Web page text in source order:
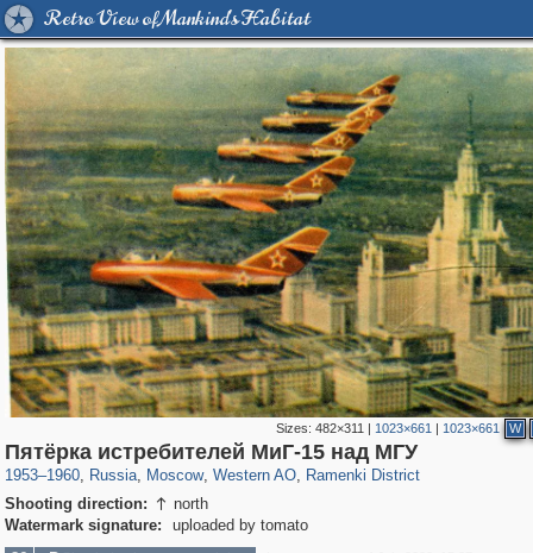
Retro View of Mankind's Habitat
Sizes: 482×311 | 1023×661 | 1023×661 W
Пятёрка истребителей МиГ-15 над МГУ
1953–1960, Russia
1,407,206 29,248
, Moscow
319,878 8,286
, Western AO
27,131 310
, Ramenki District
5,677 64
Shooting direction:  north
Watermark signature:
uploaded by tomato